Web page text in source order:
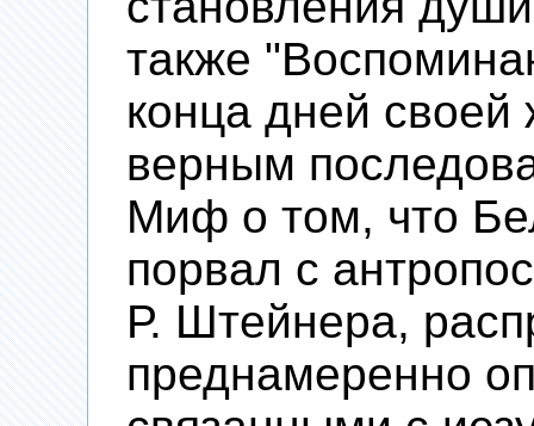
также
конца дней своей
верным
Миф о том, что
порвал с
Р. Штейнера,
преднамеренно